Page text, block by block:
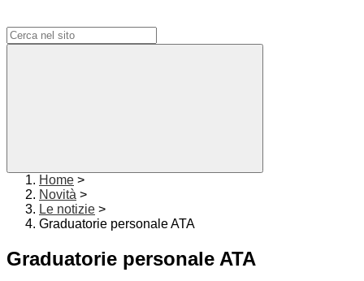
Home >
Novità >
Le notizie >
Graduatorie personale ATA
Graduatorie personale ATA